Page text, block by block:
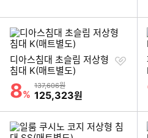
디아스침대 초슬림 저상형
침대 K(매트별도)
할인률
8%
상품금액
137,606원
할인금액
125,323원
찜